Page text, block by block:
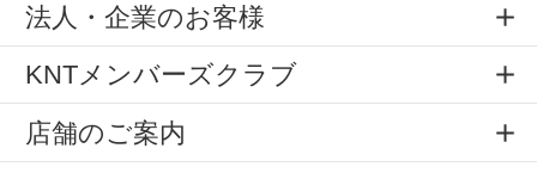
法人・企業のお客様
KNTメンバーズクラブ
店舗のご案内